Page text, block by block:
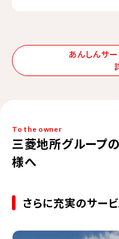
あんしんサ
To the owner
三菱地所グループ
様へ
さらに充実のサー